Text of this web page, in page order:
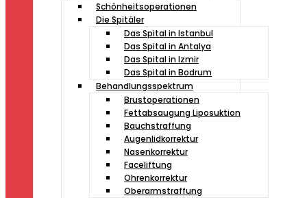
Schönheitsoperationen
Die Spitäler
Das Spital in Istanbul
Das Spital in Antalya
Das Spital in Izmir
Das Spital in Bodrum
Behandlungsspektrum
Brustoperationen
Fettabsaugung Liposuktion
Bauchstraffung
Augenlidkorrektur
Nasenkorrektur
Faceliftung
Ohrenkorrektur
Oberarmstraffung